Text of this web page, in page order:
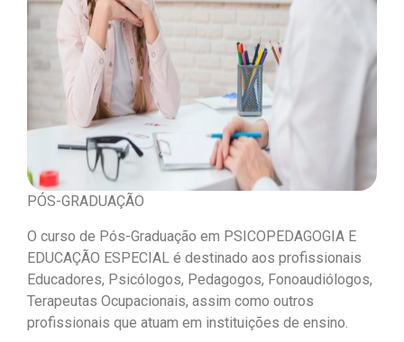
PÓS-GRADUAÇÃO
O curso de Pós-Graduação em PSICOPEDAGOGIA E
EDUCAÇÃO ESPECIAL é destinado aos profissionais
Educadores, Psicólogos, Pedagogos, Fonoaudiólogos,
Terapeutas Ocupacionais, assim como outros
profissionais que atuam em instituições de ensino.